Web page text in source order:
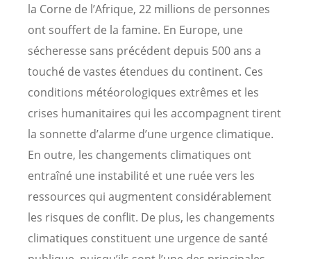
la Corne de l’Afrique, 22 millions de personnes
ont souffert de la famine. En Europe, une
sécheresse sans précédent depuis 500 ans a
touché de vastes étendues du continent. Ces
conditions météorologiques extrêmes et les
crises humanitaires qui les accompagnent tirent
la sonnette d’alarme d’une urgence climatique.
En outre, les changements climatiques ont
entraîné une instabilité et une ruée vers les
ressources qui augmentent considérablement
les risques de conflit. De plus, les changements
climatiques constituent une urgence de santé